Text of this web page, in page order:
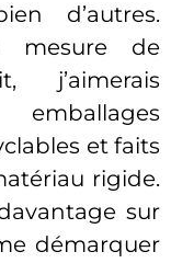
d’autres.
mesure de
j’aimerais
et faits
rigide.
sur
démarquer